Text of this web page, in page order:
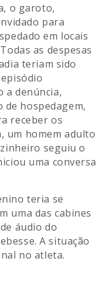
o garoto,
para
em locais
as despesas
teriam sido
a denúncia,
de hospedagem,
receber os
um homem adulto
seguiu o
uma conversa
teria se
uma das cabines
áudio do
A situação
no atleta.